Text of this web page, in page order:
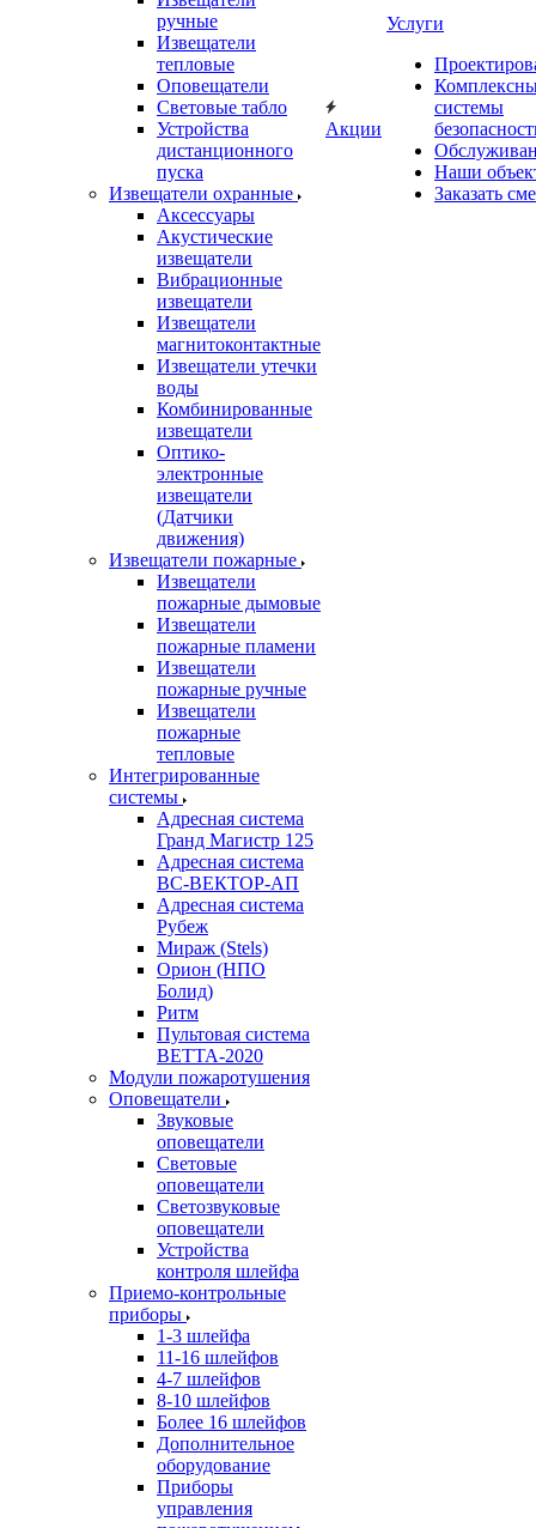
ручные
Извещатели
тепловые
Оповещатели
Световые табло
Устройства
дистанционного
пуска
Извещатели охранные
Аксессуары
Акустические
извещатели
Вибрационные
извещатели
Извещатели
магнитоконтактные
Извещатели утечки
воды
Комбинированные
извещатели
Оптико-
электронные
извещатели
(Датчики
движения)
Извещатели пожарные
Извещатели
пожарные дымовые
Извещатели
пожарные пламени
Извещатели
пожарные ручные
Извещатели
пожарные
тепловые
Интегрированные
системы
Адресная система
Гранд Магистр 125
Адресная система
ВС-ВЕКТОР-АП
Адресная система
Рубеж
Мираж (Stels)
Орион (НПО
Болид)
Ритм
Пультовая система
ВЕТТА-2020
Модули пожаротушения
Оповещатели
Звуковые
оповещатели
Световые
оповещатели
Светозвуковые
оповещатели
Устройства
контроля шлейфа
Приемо-контрольные
приборы
1-3 шлейфа
11-16 шлейфов
4-7 шлейфов
8-10 шлейфов
Более 16 шлейфов
Дополнительное
оборудование
Приборы
управления
Акции
Услуги
системы
Наши
Заказать